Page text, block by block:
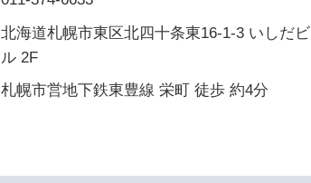
北海道札幌市東区北四十条東16-1-3 いしだビ
ル 2F
札幌市営地下鉄東豊線 栄町 徒歩 約4分